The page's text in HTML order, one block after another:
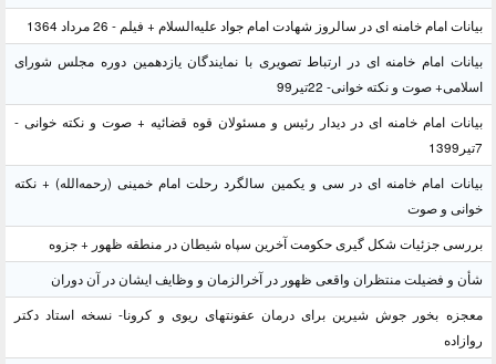
بیانات امام خامنه ای در سالروز شهادت امام جواد علیه‌السلام + فیلم - 26 مرداد 1364
بیانات امام خامنه ای در ارتباط تصویری با نمایندگان یازدهمین دوره مجلس شورای
اسلامی+ صوت و نکته خوانی- 22تیر99
بیانات امام خامنه ای در دیدار رئیس و مسئولان قوه قضائیه + صوت و نکته خوانی -
7تیر1399
بیانات امام خامنه ای در سی و یکمین سالگرد رحلت امام خمینی (رحمه‌الله) + نکته
خوانی و صوت
بررسی جزئیات شکل گیری حکومت آخرین سپاه شیطان در منطقه ظهور + جزوه
شأن و فضیلت منتظران واقعی ظهور در آخرالزمان و وظایف ایشان در آن دوران
معجزه بخور جوش شیرین برای درمان عفونتهای ریوی و کرونا- نسخه استاد دکتر
روازاده